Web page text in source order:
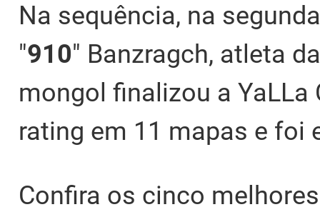
Na sequência, na
"910" Banzragch, atleta
mongol finalizou a
rating em 11 mapas e foi
Confira os cinco